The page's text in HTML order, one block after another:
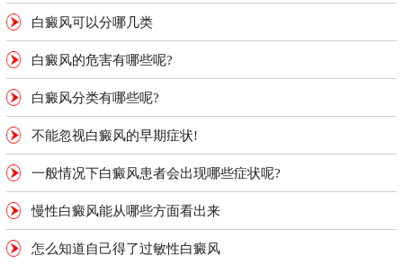
白癜风可以分哪几类
白癜风的危害有哪些呢?
白癜风分类有哪些呢?
不能忽视白癜风的早期症状!
一般情况下白癜风患者会出现哪些症状呢?
慢性白癜风能从哪些方面看出来
怎么知道自己得了过敏性白癜风